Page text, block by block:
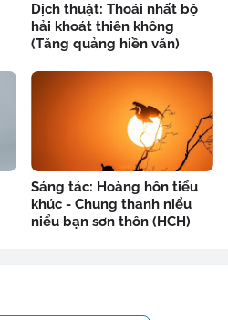
Dịch thuật: Thoái nhất bộ
hải khoát thiên không
(Tăng quảng hiền văn)
Sáng tác: Hoàng hôn tiểu
khúc - Chung thanh niểu
niểu bạn sơn thôn (HCH)